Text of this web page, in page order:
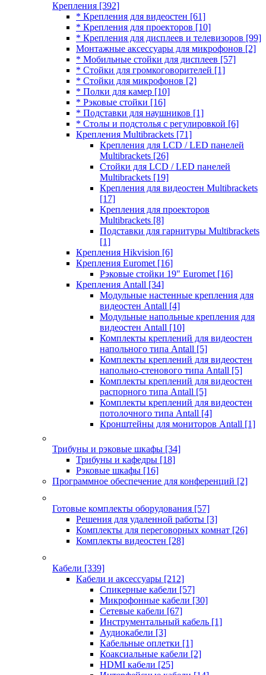
Крепления [392]
* Крепления для видеостен [61]
* Крепления для проекторов [10]
* Крепления для дисплеев и телевизоров [99]
Монтажные аксессуары для микрофонов [2]
* Мобильные стойки для дисплеев [57]
* Стойки для громкоговорителей [1]
* Стойки для микрофонов [2]
* Полки для камер [10]
* Рэковые стойки [16]
* Подставки для наушников [1]
* Столы и подстолья с регулировкой [6]
Крепления Multibrackets [71]
Крепления для LCD / LED панелей
Multibrackets [26]
Стойки для LCD / LED панелей
Multibrackets [19]
Крепления для видеостен Multibrackets
[17]
Крепления для проекторов
Multibrackets [8]
Подставки для гарнитуры Multibrackets
[1]
Крепления Hikvision [6]
Крепления Euromet [16]
Рэковые стойки 19" Euromet [16]
Крепления Antall [34]
Модульные настенные крепления для
видеостен Antall [4]
Модульные напольные крепления для
видеостен Antall [10]
Комплекты креплений для видеостен
напольного типа Antall [5]
Комплекты креплений для видеостен
напольно-стенового типа Antall [5]
Комплекты креплений для видеостен
распорного типа Antall [5]
Комплекты креплений для видеостен
потолочного типа Antall [4]
Кронштейны для мониторов Antall [1]
Трибуны и рэковые шкафы [34]
Трибуны и кафедры [18]
Рэковые шкафы [16]
Программное обеспечение для конференций [2]
Готовые комплекты оборудования [57]
Решения для удаленной работы [3]
Комплекты для переговорных комнат [26]
Комплекты видеостен [28]
Кабели [339]
Кабели и аксессуары [212]
Спикерные кабели [57]
Микрофонные кабели [30]
Сетевые кабели [67]
Инструментальный кабель [1]
Аудиокабели [3]
Кабельные оплетки [1]
Коаксиальные кабели [2]
HDMI кабели [25]